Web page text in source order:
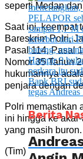
seperti Medan
Saat ini, keempat
Bareskrim Polri,
Pasal 114, Pasal
Nomor 35 Tahun
hukumannya
penjara dengan
Polri memastikan
ini hingga ke
yang masih buron.
(Tim)
Berita